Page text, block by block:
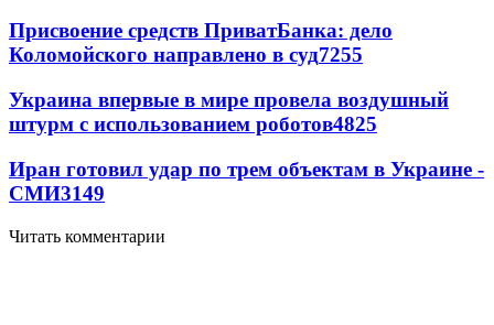
Присвоение средств ПриватБанка: дело
Коломойского направлено в суд7255
Украина впервые в мире провела воздушный
штурм с использованием роботов4825
Иран готовил удар по трем объектам в Украине -
СМИ3149
Читать комментарии